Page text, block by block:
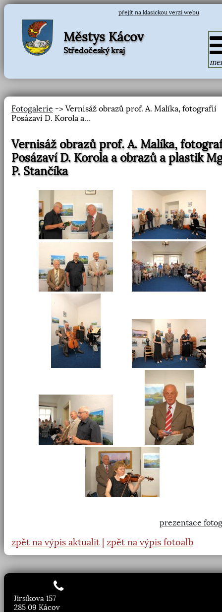
přejít na klasickou verzi webu
Městys Kácov
Středočeský kraj
Fotogalerie -> Vernisáž obrazů prof. A. Malíka, fotografií
Posázaví D. Korola a...
Vernisáž obrazů prof. A. Malíka,
Posázaví D. Korola a obrazů a plastik
P. Stančíka
prezentace
zpět na výpis aktualit zpět na výpis fotoalb
Jirsíkova 157
285 09 Kácov